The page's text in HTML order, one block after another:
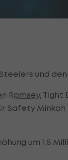
und
Ramsey, Tight
Safety
um 1,5